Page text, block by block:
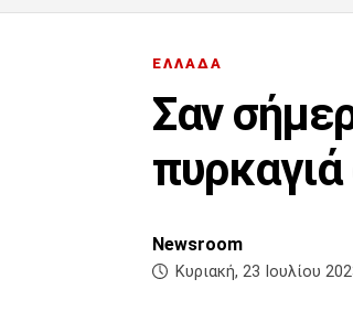
ΕΛΛΑΔΑ
Σαν
Newsroom
Κυριακή, 23 Ιουλίου